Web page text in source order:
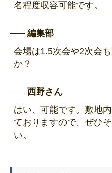
名程度収容可能です。
編集部
会場は1.5次会や2次会
か？
西野さん
はい、可能です。敷地
ておりますので、ぜひ
い。